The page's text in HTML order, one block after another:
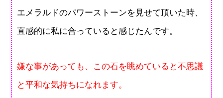
エメラルドのパワーストーンを見せて頂いた時、
直感的に私に合っていると感じたんです。
嫌な事があっても、この石を眺めていると不思議
と平和な気持ちになれます。